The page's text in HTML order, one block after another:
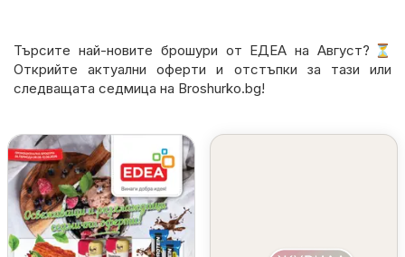
Търсите най-новите брошури от ЕДЕА на Август?⏳
Открийте актуални оферти и отстъпки за тази или
следващата седмица на Broshurko.bg!